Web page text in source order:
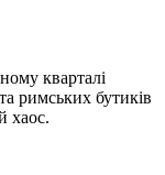
кварталі
римських бутиків
хаос.